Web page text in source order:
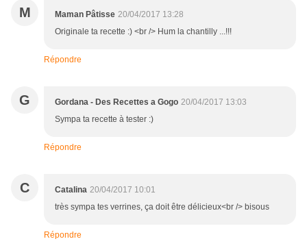
M Maman Pâtisse 20/04/2017 13:28
Originale ta recette :) <br /> Hum la chantilly ...!!!
Répondre
G Gordana - Des Recettes a Gogo 20/04/2017 13:03
Sympa ta recette à tester :)
Répondre
C Catalina 20/04/2017 10:01
très sympa tes verrines, ça doit être délicieux<br /> bisous
Répondre